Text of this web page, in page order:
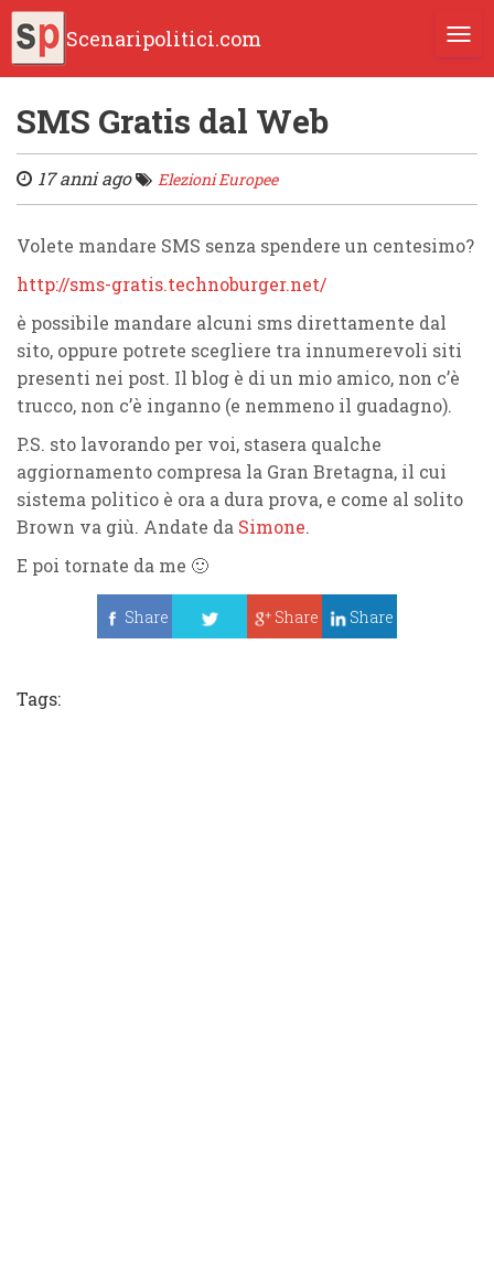
Scenaripolitici.com
SMS Gratis dal Web
17 anni ago Elezioni Europee
Volete mandare SMS senza spendere un centesimo?
http://sms-gratis.technoburger.net/
è possibile mandare alcuni sms direttamente dal
sito, oppure potrete scegliere tra innumerevoli siti
presenti nei post. Il blog è di un mio amico, non c’è
trucco, non c’è inganno (e nemmeno il guadagno).
P.S. sto lavorando per voi, stasera qualche
aggiornamento compresa la Gran Bretagna, il cui
sistema politico è ora a dura prova, e come al solito
Brown va giù. Andate da Simone.
E poi tornate da me 🙂
Share
Share Share
Tags: